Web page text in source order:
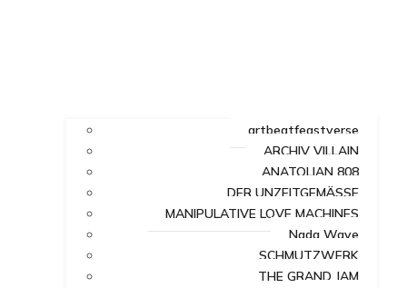
artbeatfeastverse
ARCHIV VILLAIN
ANATOLIAN 808
DER UNZEITGEMÄSSE
MANIPULATIVE LOVE MACHINES
Nada Wave
SCHMUTZWERK
THE GRAND JAM